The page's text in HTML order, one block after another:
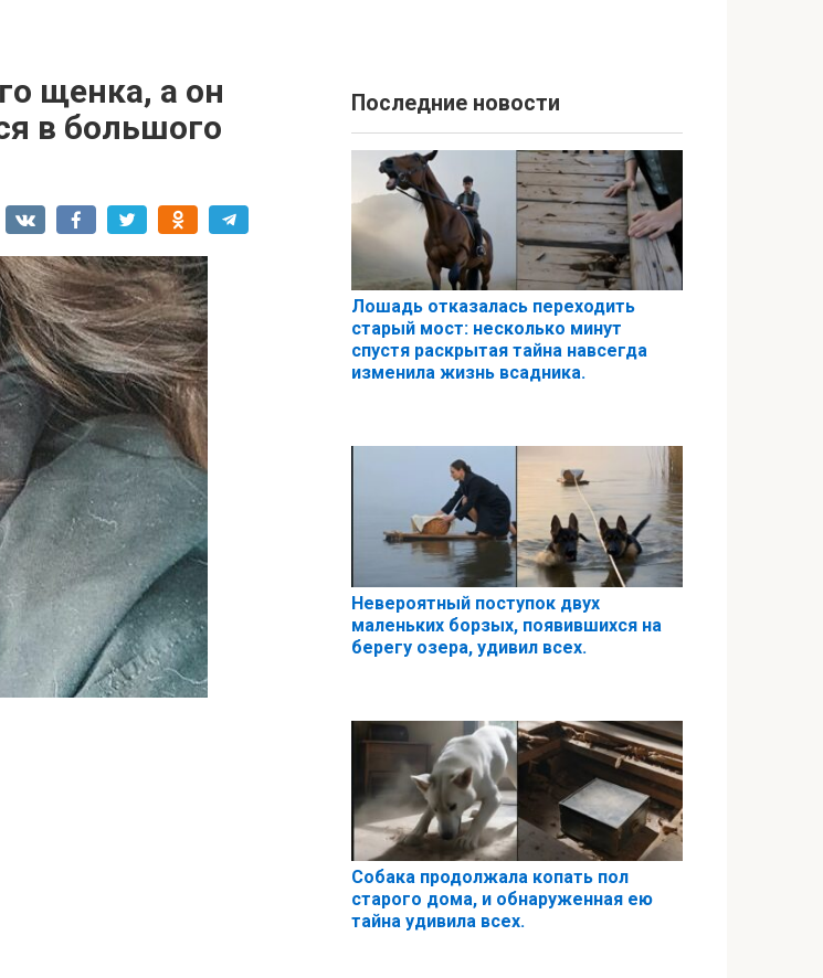
щенка, а он
в большого
Последние новости
Лошадь отказалась переходить
старый мост: несколько минут
спустя раскрытая тайна навсегда
изменила жизнь всадника.
Невероятный поступок двух
маленьких борзых, появившихся на
берегу озера, удивил всех.
Собака продолжала копать пол
старого дома, и обнаруженная ею
тайна удивила всех.